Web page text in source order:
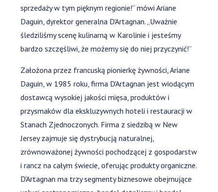
sprzedaży w tym pięknym regionie!” mówi Ariane
Daguin, dyrektor generalna D'Artagnan. „Uważnie
śledziliśmy scenę kulinarną w Karolinie i jesteśmy
bardzo szczęśliwi, że możemy się do niej przyczynić!”
Założona przez francuską pionierkę żywności, Ariane
Daguin, w 1985 roku, firma D'Artagnan jest wiodącym
dostawcą wysokiej jakości mięsa, produktów i
przysmaków dla ekskluzywnych hoteli i restauracji w
Stanach Zjednoczonych. Firma z siedzibą w New
Jersey zajmuje się dystrybucją naturalnej,
zrównoważonej żywności pochodzącej z gospodarstw
i rancz na całym świecie, oferując produkty organiczne.
D'Artagnan ma trzy segmenty biznesowe obejmujące